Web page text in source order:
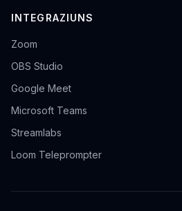
INTEGRAZIUNS
Zoom
OBS Studio
Google Meet
Microsoft Teams
Streamlabs
Loom Teleprompter